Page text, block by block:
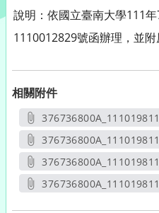
說明：依國立臺南大學111
1110012829號函辦理，並附
相關附件
另開
另開
另開